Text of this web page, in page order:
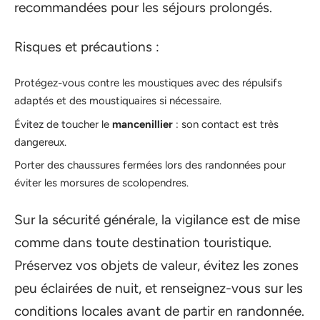
recommandées pour les séjours prolongés.
Risques et précautions :
Protégez-vous contre les moustiques avec des répulsifs
adaptés et des moustiquaires si nécessaire.
Évitez de toucher le mancenillier : son contact est très
dangereux.
Porter des chaussures fermées lors des randonnées pour
éviter les morsures de scolopendres.
Sur la sécurité générale, la vigilance est de mise
comme dans toute destination touristique.
Préservez vos objets de valeur, évitez les zones
peu éclairées de nuit, et renseignez-vous sur les
conditions locales avant de partir en randonnée.